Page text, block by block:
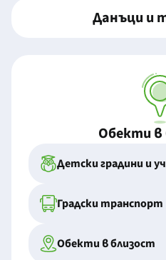
Данъци и
Обекти в
Детски градини и
Градски транспорт
Обекти в близост